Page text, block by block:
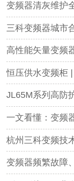
变频器清灰维护全攻
三科变频器城市
高性能矢量变频
恒压供水变频柜
JL65M系列高防护
一文看懂：变频
杭州三科变频技
变频器频繁故障、适